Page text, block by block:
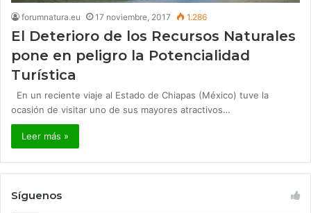
forumnatura.eu 17 noviembre, 2017 1.286
El Deterioro de los Recursos Naturales
pone en peligro la Potencialidad
Turística
En un reciente viaje al Estado de Chiapas (México) tuve la
ocasión de visitar uno de sus mayores atractivos…
Leer más »
Síguenos